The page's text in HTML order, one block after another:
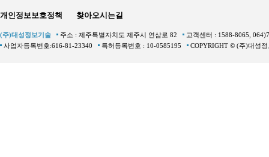
개인정보보호정책 찾아오시는길
(주)대성정보기술 주소 : 제주특별자치도 제주시 연삼로 82
고객센터 : 1588-8065,
사업자등록번호:616-81-23340
특허등록번호 : 10-0585195 COPYRIGHT © (주)대성